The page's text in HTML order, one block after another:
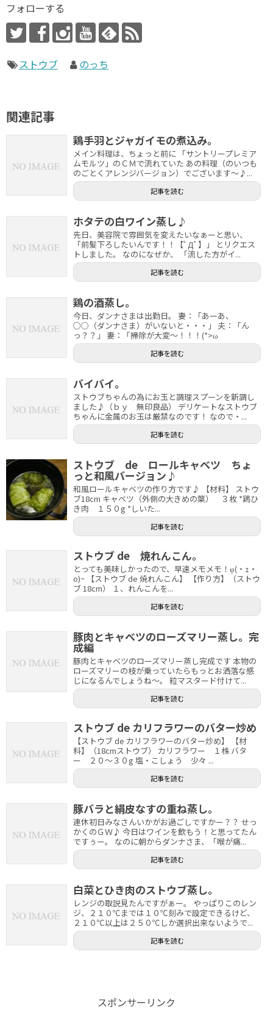
フォローする
ストウブ のっち
関連記事
鶏手羽とジャガイモの煮込み。
メイン料理は、ちょっと前に 「サントリープレミア
ムモルツ」のＣＭで流れていた あの料理（のいつも
のごとくアレンジバージョン）でございます～♪...
記事を読む
ホタテの白ワイン蒸し♪
先日、美容院で雰囲気を変えたいなぁーと思い、
「前髪下ろしたいんです！！【ﾟДﾟ】」 とリクエス
トしました。 なのになぜか、 「流した方がイ...
記事を読む
鶏の酒蒸し。
今日、ダンナさまは出勤日。 妻：「あーあ、
○○（ダンナさま）がいないと・・・」 夫：「ん
っ？？」 妻：「掃除が大変～！！！(*>ω
記事を読む
バイバイ。
ストウブちゃんの為にお玉と調理スプーンを新調し
ました♪（ｂｙ 無印良品） デリケートなストウブ
ちゃんに金属のお玉は厳禁なのです！ なので・...
記事を読む
ストウブ de ロールキャベツ ちょ
っと和風バージョン♪
和風ロールキャベツの作り方です♪ 【材料】 ストウ
ブ18cm キャベツ（外側の大きめの葉） ３枚 *鶏ひ
き肉 １５０g *しいた...
記事を読む
ストウブ de 焼れんこん。
とっても美味しかったので、早速メモメモ！φ(・ｪ・
o)~ 【ストウブ de 焼れんこん】 【作り方】（ストウ
ブ 18cm） １、れんこんを...
記事を読む
豚肉とキャベツのローズマリー蒸し。完
成編
豚肉とキャベツのローズマリー蒸し完成です 本物の
ローズマリーの枝が乗っていたらもっとお洒落な感
じになるんでしょうね～。 粒マスタード付けて...
記事を読む
ストウブ de カリフラワーのバター炒め
【ストウブ de カリフラワーのバター炒め】 【材
料】（18cmストウブ） カリフラワー １株 バタ
ー ２０～３０g 塩・こしょう 少々 ...
記事を読む
豚バラと絹皮なすの重ね蒸し。
連休初日みなさんいかがお過ごしですかー？？ せっ
かくのＧＷ♪ 今日はワインを飲もう！と思ってたん
ですぅー。 なのに朝からダンナさま、「喉が痛...
記事を読む
白菜とひき肉のストウブ蒸し。
レンジの取説見たんですがぁー。 やっぱりこのレン
ジ、２１０℃までは１０℃刻みで設定できるけど、
２１０℃以上は２５０℃しか選択出来ないようで...
記事を読む
スポンサーリンク